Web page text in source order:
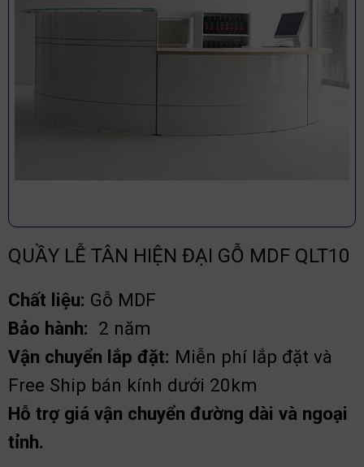
QUẦY LỄ TÂN HIỆN ĐẠI GỖ MDF QLT10
Chất liệu: Gỗ MDF
Bảo hành: 2 năm
Vận chuyển lắp đặt: Miễn phí lắp đặt và
Free Ship bán kính dưới 20km
Hỗ trợ giá vận chuyển đường dài và ngoại
tỉnh.